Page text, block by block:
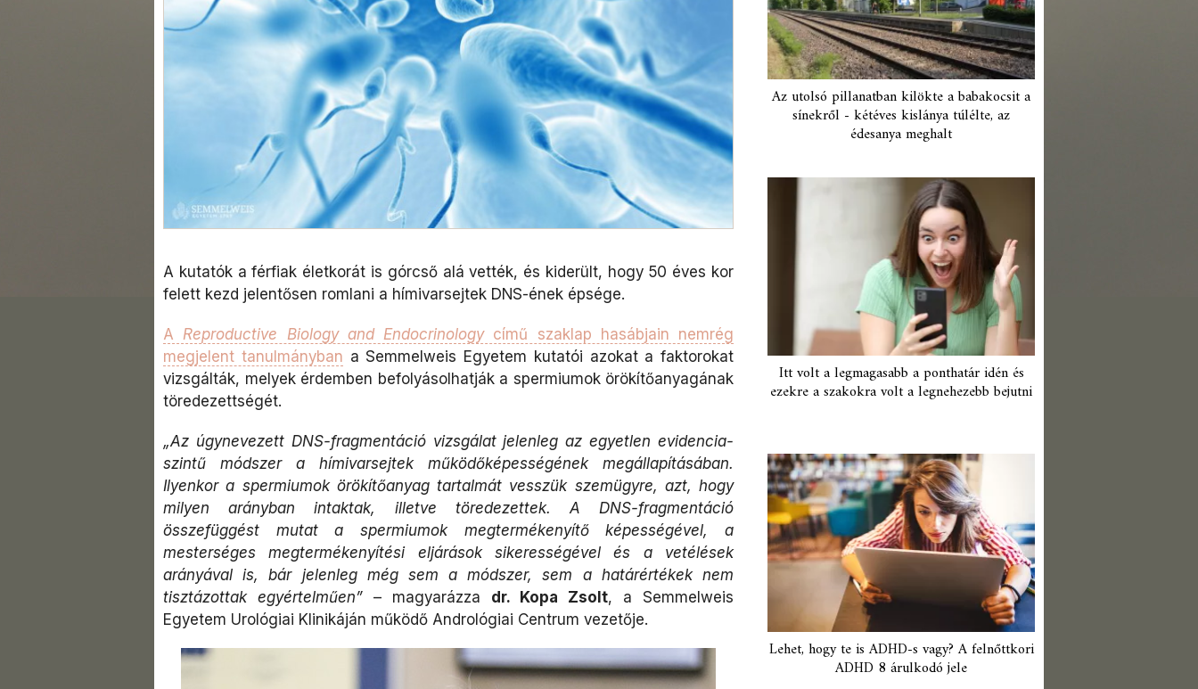
A kutatók a férfiak életkorát is górcső alá vették, és kiderült, hogy 50 éves kor
felett kezd jelentősen romlani a hímivarsejtek DNS-ének épsége.
A Reproductive Biology and Endocrinologycímű szaklap hasábjain nemrég
megjelent tanulmányban a Semmelweis Egyetem kutatói azokat a faktorokat
vizsgálták, melyek érdemben befolyásolhatják a spermiumok örökítőanyagának
töredezettségét.
„Az úgynevezett DNS-fragmentáció vizsgálat jelenleg az egyetlen evidencia-
szintű módszer a hímivarsejtek működőképességének megállapításában.
Ilyenkor a spermiumok örökítőanyag tartalmát vesszük szemügyre, azt, hogy
milyen arányban intaktak, illetve töredezettek. A DNS-fragmentáció
összefüggést mutat a spermiumok megtermékenyítő képességével, a
mesterséges megtermékenyítési eljárások sikerességével és a vetélések
arányával is, bár jelenleg még sem a módszer, sem a határértékek nem
tisztázottak egyértelműen” – magyarázza dr. Kopa Zsolt, a Semmelweis
Egyetem Urológiai Klinikáján működő Andrológiai Centrum vezetője.
Az utolsó pillanatban kilökte a babakocsit a
sínekről - kétéves kislánya túlélte, az
édesanya meghalt
Itt volt a legmagasabb a ponthatár idén és
ezekre a szakokra volt a legnehezebb bejutni
Lehet, hogy te is ADHD-s vagy? A felnőttkori
ADHD 8 árulkodó jele